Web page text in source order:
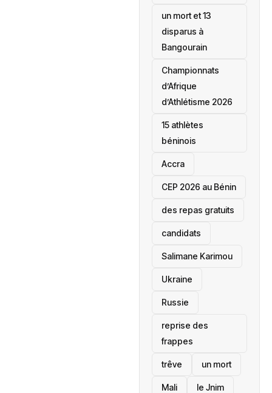
un mort et 13
disparus à
Bangourain
‎Championnats
d’Afrique
d’Athlétisme 2026
15 athlètes
béninois
Accra
‎CEP 2026 au Bénin
des repas gratuits
candidats
Salimane Karimou
Ukraine
Russie
reprise des
frappes
trêve un mort
Mali le Jnim